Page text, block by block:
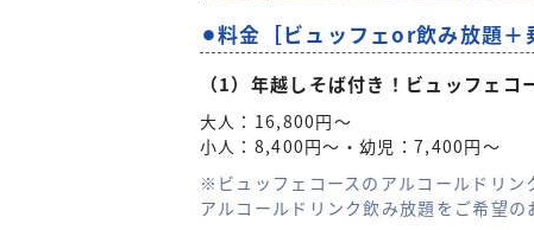
⚫︎料金［ビュッフェor飲み放題＋
（1）年越しそば付き！ビュッフェコ
大人：16,800円〜
小人：8,400円〜・幼児：7,400円〜
※ビュッフェコースのアルコールドリン
アルコールドリンク飲み放題をご希望